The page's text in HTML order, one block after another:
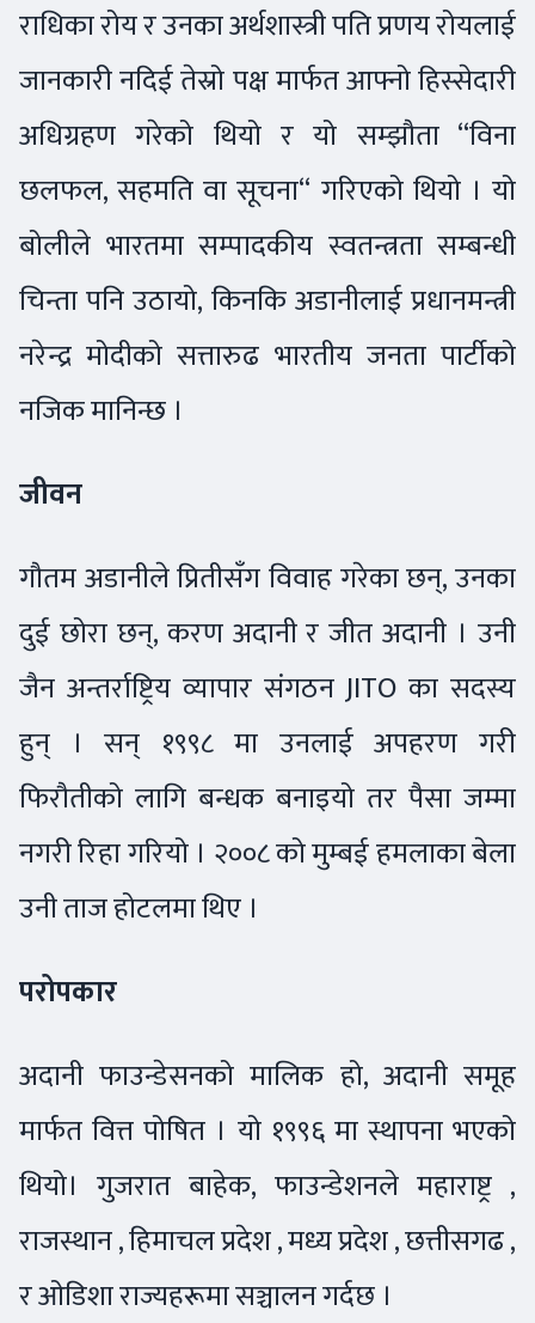
राधिका रोय र उनका अर्थशास्त्री पति प्रणय रोयलाई
जानकारी नदिई तेस्रो पक्ष मार्फत आफ्नो हिस्सेदारी
अधिग्रहण गरेको थियो र यो सम्झौता “विना
छलफल, सहमति वा सूचना“ गरिएको थियो । यो
बोलीले भारतमा सम्पादकीय स्वतन्त्रता सम्बन्धी
चिन्ता पनि उठायो, किनकि अडानीलाई प्रधानमन्त्री
नरेन्द्र मोदीको सत्तारुढ भारतीय जनता पार्टीको
नजिक मानिन्छ ।
जीवन
गौतम अडानीले प्रितीसँग विवाह गरेका छन्, उनका
दुई छोरा छन्, करण अदानी र जीत अदानी । उनी
जैन अन्तर्राष्ट्रिय व्यापार संगठन JITO का सदस्य
हुन् । सन् १९९८ मा उनलाई अपहरण गरी
फिरौतीको लागि बन्धक बनाइयो तर पैसा जम्मा
नगरी रिहा गरियो । २००८ को मुम्बई हमलाका बेला
उनी ताज होटलमा थिए ।
परोपकार
अदानी फाउन्डेसनको मालिक हो, अदानी समूह
मार्फत वित्त पोषित । यो १९९६ मा स्थापना भएको
थियो। गुजरात बाहेक, फाउन्डेशनले महाराष्ट्र ,
राजस्थान , हिमाचल प्रदेश , मध्य प्रदेश , छत्तीसगढ ,
र ओडिशा राज्यहरूमा सञ्चालन गर्दछ ।